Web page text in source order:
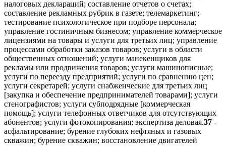
налоговых деклараций; составление отчетов о счетах;
составление рекламных рубрик в газете; телемаркетинг;
тестирование психологическое при подборе персонала;
управление гостиничным бизнесом; управление коммерческое
лицензиями на товары и услуги для третьих лиц; управление
процессами обработки заказов товаров; услуги в области
общественных отношений; услуги манекенщиков для
рекламы или продвижения товаров; услуги машинописные;
услуги по переезду предприятий; услуги по сравнению цен;
услуги секретарей; услуги снабженческие для третьих лиц
[закупка и обеспечение предпринимателей товарами]; услуги
стенографистов; услуги субподрядные [коммерческая
помощь]; услуги телефонных ответчиков для отсутствующих
абонентов; услуги фотокопирования; экспертиза деловая.37 -
асфальтирование; бурение глубоких нефтяных и газовых
скважин; бурение скважин; восстановление двигателей